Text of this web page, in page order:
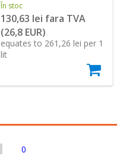
În stoc
130,63 lei fara TVA
(26,8 EUR)
equates to 261,26 lei per 1
lit
0